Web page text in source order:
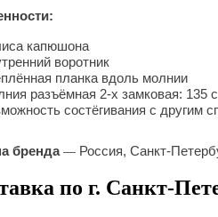
капюшона
воротник
планка вдоль молнии
разъёмная 2-х замковая: 135
состёгивания c другим
бренда — Россия, Санкт-
по г. Санкт-